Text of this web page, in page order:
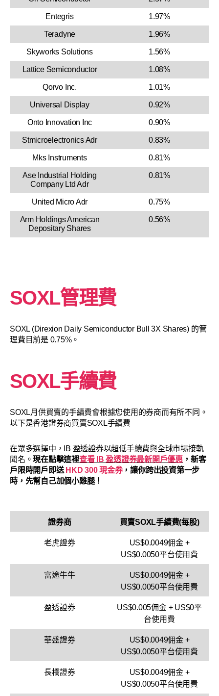
Entegris 1.97%
Teradyne 1.96%
Skyworks Solutions 1.56%
Lattice Semiconductor 1.08%
Qorvo Inc. 1.01%
Universal Display 0.92%
Onto Innovation Inc 0.90%
Stmicroelectronics Adr 0.83%
Mks Instruments 0.81%
Ase Industrial Holding
Company Ltd Adr
0.81%
United Micro Adr 0.75%
Arm Holdings American
Depositary Shares
0.56%
SOXL管理費
SOXL (Direxion Daily Semiconductor Bull 3X Shares) 的管
理費目前是 0.75%。
SOXL手續費
SOXL月供買賣的手續費會根據您使用的券商而有所不同。
以下是香港證券商買賣SOXL手續費
在眾多選擇中，IB 盈透證券以超低手續費與全球市場接軌
聞名。現在點擊這裡查看 IB 盈透證券最新開戶優惠 ，新客
戶限時開戶即送 HKD 300 現金券，讓你跨出投資第一步
時，先幫自己加個小雞腿！
證券商 買賣SOXL手續費(每股)
老虎證券
US$0.0049佣金 +
US$0.0050平台使用費
富途牛牛
US$0.0049佣金 +
US$0.0050平台使用費
盈透證券
US$0.005佣金 + US$0平
台使用費
華盛證券
US$0.0049佣金 +
US$0.0050平台使用費
長橋證券
US$0.0049佣金 +
US$0.0050平台使用費